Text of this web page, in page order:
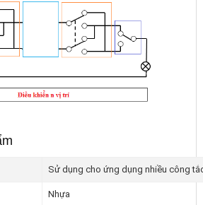
Sử dụng cho ứng dụng nhiều công
Nhựa